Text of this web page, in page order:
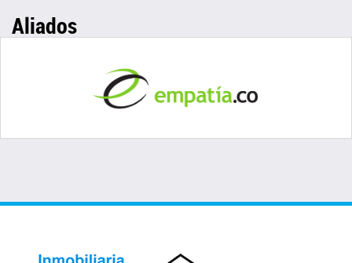
Aliados